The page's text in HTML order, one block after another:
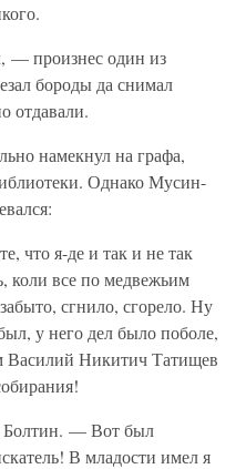
— произнес один из
бороды да снимал
отдавали.
намекнул на графа,
Однако Мусин-
что я-де и так и не так
коли все по медвежьим
сгнило, сгорело. Ну
у него дел было поболе,
Василий Никитич Татищев
— Вот был
В младости имел я